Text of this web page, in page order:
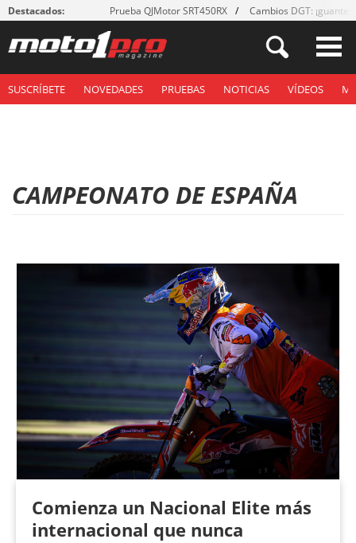
Destacados: Prueba QJMotor SRT450RX Cambios DGT: ¡guantes!
SUSCRÍBETE NOVEDADES PRUEBAS NOTICIAS VÍDEOS
CAMPEONATO DE ESPAÑA
Comienza un Nacional Elite más
internacional que nunca